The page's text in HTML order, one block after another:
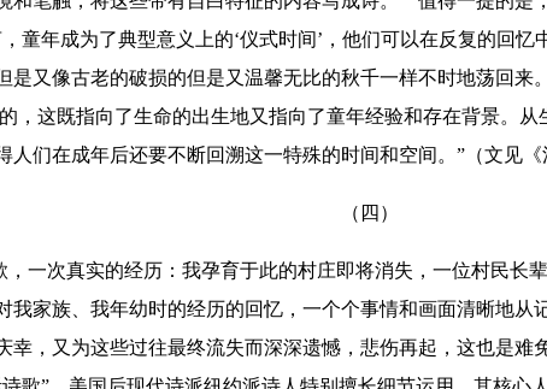
童年成为了典型意义上的‘仪式时间’，他们可以在反复的回
又像古老的破损的但是又温馨无比的秋千一样不时地荡回
，这既指向了生命的出生地又指向了童年经验和存在背景。
们在成年后还要不断回溯这一特殊的时间和空间。”（文见《
（四）
一次真实的经历：我孕育于此的村庄即将消失，一位村民长
家族、我年幼时的经历的回忆，一个个事情和画面清晰地
，又为这些过往最终流失而深深遗憾，悲伤再起，这也是难